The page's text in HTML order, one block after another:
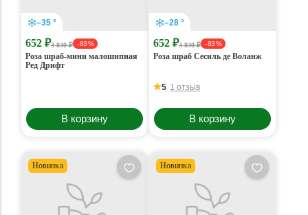
–35 °
652 ₽3 830 ₽ - 83 %
Роза шраб-мини малошипная
Ред Дрифт
В корзину
–28 °
652 ₽3 830 ₽ - 83 %
Роза шраб Сесиль де Воланж
5 1 отзыв
В корзину
Новинка Новинка